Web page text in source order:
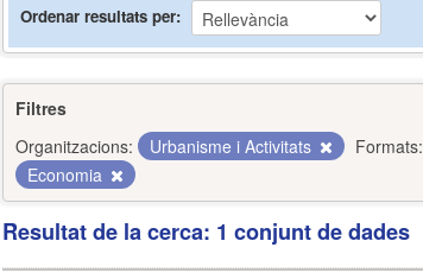
Ordenar resultats per
Filtres
Organitzacions:
Urbanisme i Activitats Formats:
Economia
Resultat de la cerca: 1 conjunt de dades